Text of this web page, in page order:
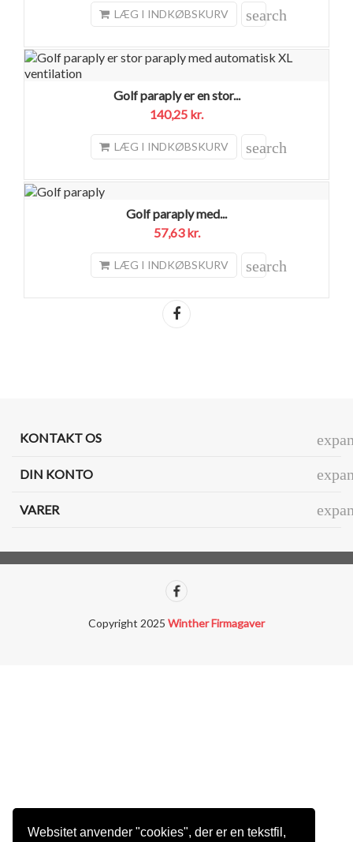
Websitet anvender "cookies", der er en tekstfil,
LÆG I INDKØBSKURV search
Golf paraply er en stor...
140,25 kr.
LÆG I INDKØBSKURV search
Golf paraply med...
57,63 kr.
LÆG I INDKØBSKURV search
KONTAKT OS
DIN KONTO
VARER
Copyright 2025 Winther Firmagaver